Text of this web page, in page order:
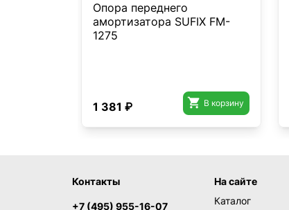
Опора переднего
амортизатора SUFIX FM-
1275
1 381 ₽  В корзину
Контакты
+7 (495) 955-16-07
На сайте
Каталог